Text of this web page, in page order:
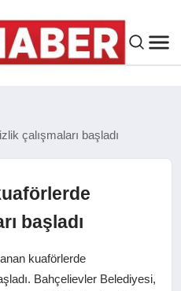
çalışmaları başladı
başladı
kuaförlerde
Bahçelievler Belediyesi,